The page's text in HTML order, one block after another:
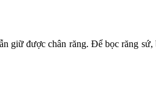
được chân răng. Để bọc răng